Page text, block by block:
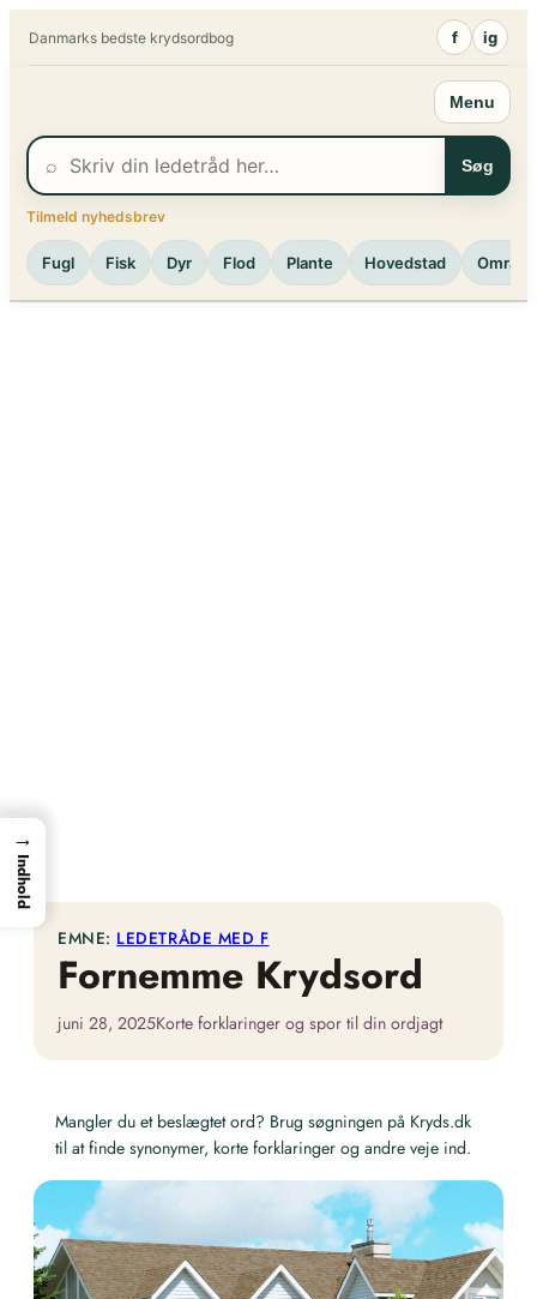
Danmarks bedste krydsordbog f ig
Menu
⌕ Søg
Tilmeld nyhedsbrev
Fugl Fisk Dyr Flod Plante Hovedstad Område
EMNE: LEDETRÅDE MED F
Fornemme Krydsord
juni 28, 2025Korte forklaringer og spor til din ordjagt
Mangler du et beslægtet ord? Brug søgningen på Kryds.dk
til at finde synonymer, korte forklaringer og andre veje ind.
→
Indhold